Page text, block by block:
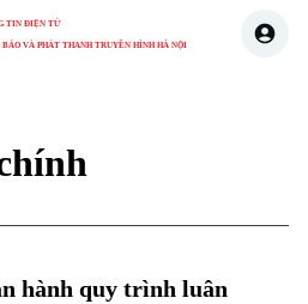
TIN ĐIỆN TỬ
BÁO VÀ PHÁT THANH TRUYỀN HÌNH HÀ NỘI
hành quy trình luân